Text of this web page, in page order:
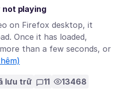
playing
on Firefox desktop, it
Once it has loaded,
than a few seconds, or
lưu trữ 11 13468